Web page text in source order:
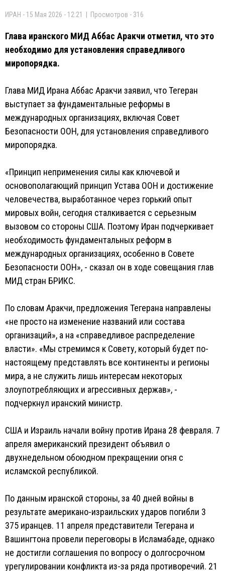
ИРАН - 15 Мая 2026 - 12:21 | Просмотров - 316
Глава иранского МИД Аббас Аракчи отметил, что это
необходимо для установления справедливого
миропорядка.
Глава МИД Ирана Аббас Аракчи заявил, что Тегеран
выступает за фундаментальные реформы в
международных организациях, включая Совет
Безопасности ООН, для установления справедливого
миропорядка.
«Принцип неприменения силы как ключевой и
основополагающий принцип Устава ООН и достижение
человечества, выработанное через горький опыт
мировых войн, сегодня сталкивается с серьезным
вызовом со стороны США. Поэтому Иран подчеркивает
необходимость фундаментальных реформ в
международных организациях, особенно в Совете
Безопасности ООН», - сказал он в ходе совещания глав
МИД стран БРИКС.
По словам Аракчи, предложения Тегерана направлены
«не просто на изменение названий или состава
организаций», а на «справедливое распределение
власти». «Мы стремимся к Совету, который будет по-
настоящему представлять все континенты и регионы
мира, а не служить лишь интересам некоторых
злоупотребляющих и агрессивных держав», -
подчеркнул иранский министр.
США и Израиль начали войну против Ирана 28 февраля. 7
апреля американский президент объявил о
двухнедельном обоюдном прекращении огня с
исламской республикой.
По данным иранской стороны, за 40 дней войны в
результате американо-израильских ударов погибли 3
375 иранцев. 11 апреля представители Тегерана и
Вашингтона провели переговоры в Исламабаде, однако
не достигли соглашения по вопросу о долгосрочном
урегулировании конфликта из-за ряда противоречий. 21